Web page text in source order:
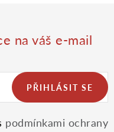
na váš e-mail
podmínkami ochrany
PŘIHLÁSIT SE